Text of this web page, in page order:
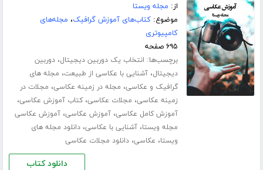
از: مجله ویستا
موضوع:کتاب‌های آموزش گرافیک، مجله‌های
کامپیوتری
۶۹۵ صفحه
برچسب‌ها: انتخاب یک دوربین دیجیتال،دوربین
دیجیتال،آشنایی با عکاسی از طبیعت، مجله های
گرافیک و عکاسی، مجله در زمینه عکاسی، مجلات در
زمینه عکاسی، مجلات عکاسی،کتاب آموزش عکاسی،
آموزش کامل عکاسی،آموزش عکاسی،آموزش عکاسی
مجله ویستا،آشنایی با عکاسی،دانلود مجله های
ویستا، عکاسی،دانلود مجلات عکاسی
دانلود کتاب